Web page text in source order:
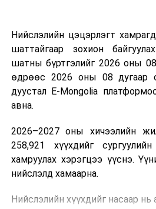
Нийслэлийн цэцэрлэгт
шаттайгаар зохион
шатны бүртгэлийг 2026 оны
өдрөөс 2026 оны 08 дугаар
дуустал E-Mongolia
авна.
2026–2027 оны хичээлийн
258,921 хүүхдийг
хамруулах хэрэгцээ үүснэ.
нийслэлд хамаарна.
Нийслэлийн хүүхдийг насаар нь